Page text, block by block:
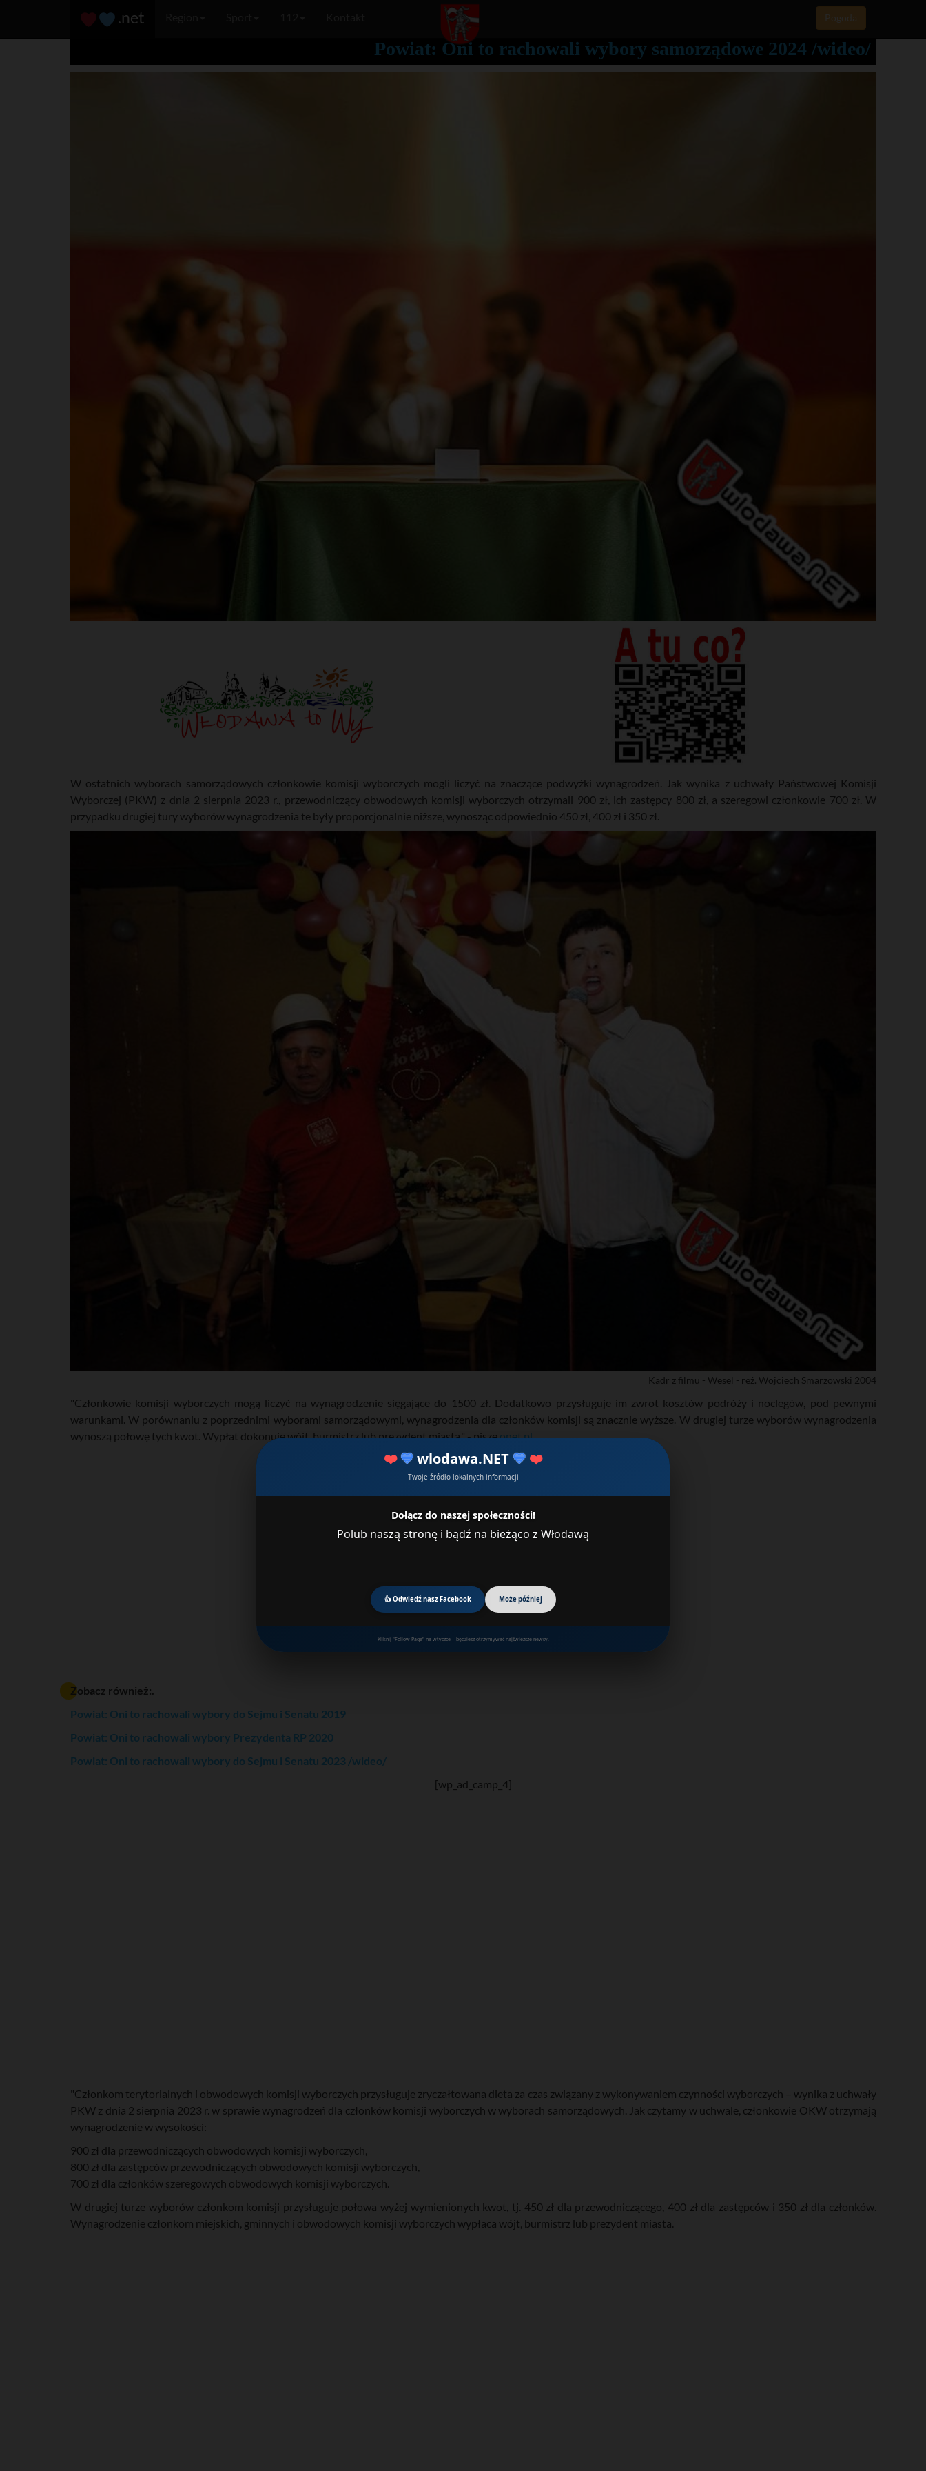
.net Pogoda
❤️ 💙wlodawa.NET 💙 ❤️
Twoje źródło lokalnych informacji
Dołącz do naszej społeczności!
Polub naszą stronę i bądź na bieżąco z Włodawą
👍 Odwiedź nasz Facebook Może później
Kliknij "Follow Page" na wtyczce – będziesz otrzymywać najświeższe newsy.
Powiat: Oni to rachowali wybory samorządowe 2024 /wideo/
W ostatnich wyborach samorządowych członkowie komisji wyborczych mogli liczyć na znaczące podwyżki wynagrodzeń. Jak wynika z uchwały Państwowej Komisji
Wyborczej (PKW) z dnia 2 sierpnia 2023 r., przewodniczący obwodowych komisji wyborczych otrzymali 900 zł, ich zastępcy 800 zł, a szeregowi członkowie 700 zł. W
przypadku drugiej tury wyborów wynagrodzenia te były proporcjonalnie niższe, wynosząc odpowiednio 450 zł, 400 zł i 350 zł.
Kadr z filmu - Wesel - reż. Wojciech Smarzowski 2004
"Członkowie komisji wyborczych mogą liczyć na wynagrodzenie sięgające do 1500 zł. Dodatkowo przysługuje im zwrot kosztów podróży i noclegów, pod pewnymi
warunkami. W porównaniu z poprzednimi wyborami samorządowymi, wynagrodzenia dla członków komisji są znacznie wyższe. W drugiej turze wyborów wynagrodzenia
wynoszą połowę tych kwot. Wypłat dokonuje wójt, burmistrz lub prezydent miasta." - piszeonet.pl
Zobacz również:.
Powiat: Oni to rachowali wybory do Sejmu i Senatu 2019
Powiat: Oni to rachowali wybory Prezydenta RP 2020
Powiat: Oni to rachowali wybory do Sejmu i Senatu 2023 /wideo/
[wp_ad_camp_4]
"Członkom terytorialnych i obwodowych komisji wyborczych przysługuje zryczałtowana dieta za czas związany z wykonywaniem czynności wyborczych – wynika z uchwały
PKW z dnia 2 sierpnia 2023 r. w sprawie wynagrodzeń dla członków komisji wyborczych w wyborach samorządowych. Jak czytamy w uchwale, członkowie OKW otrzymają
wynagrodzenie w wysokości:
900 zł dla przewodniczących obwodowych komisji wyborczych,
800 zł dla zastępców przewodniczących obwodowych komisji wyborczych,
700 zł dla członków szeregowych obwodowych komisji wyborczych.
W drugiej turze wyborów członkom komisji przysługuje połowa wyżej wymienionych kwot, tj. 450 zł dla przewodniczącego, 400 zł dla zastępców i 350 zł dla członków.
Wynagrodzenie członkom miejskich, gminnych i obwodowych komisji wyborczych wypłaca wójt, burmistrz lub prezydent miasta.